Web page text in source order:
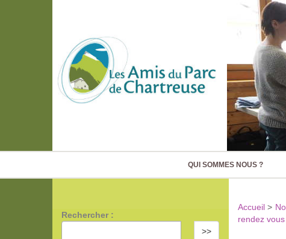
QUI SOMMES NOUS ?
Accueil>
rendez
Rechercher :
>>